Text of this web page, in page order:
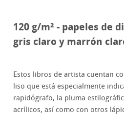
120 g/m² - papeles de
gris claro y marrón
Estos libros de artista cuentan
liso que está especialmente
rapidógrafo, la pluma
acrílicos, así como con otros